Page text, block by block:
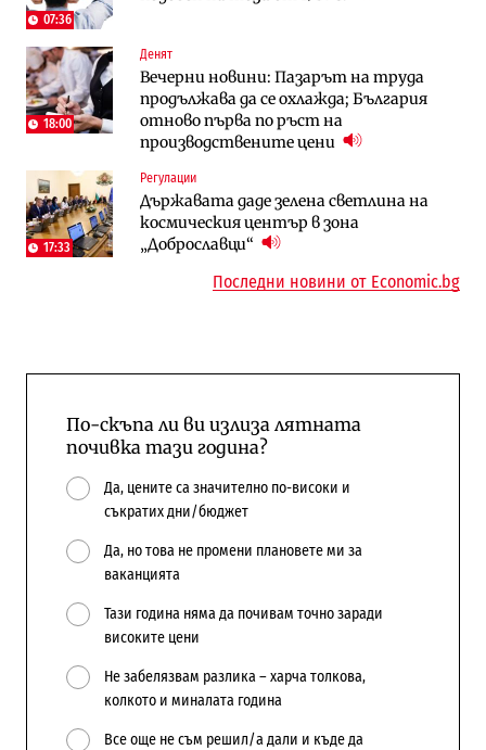
07:36
18:00
Денят
Вечерни новини: Пазарът на труда
продължава да се охлажда; България
отново първа по ръст на
производствените цени
17:33
Регулации
Държавата даде зелена светлина на
космическия център в зона
„Доброславци“
Публични финанси
Общините вече зависят от
централната власт за 75% от
бюджетите си
Последни дни с обозначаване на цените
в лева: Какво предстои?
Отрасли
Жилищата в България поскъпват при
намаляващо население и все повече
сгради
А1 отново е лидер при технологичните
компании и системните интегратори
Последни новини от Economic.bg
По-скъпа ли ви излиза лятната
почивка тази година?
Да, цените са значително по-високи и
съкратих дни/бюджет
Да, но това не промени плановете ми за
ваканцията
Тази година няма да почивам точно заради
високите цени
Не забелязвам разлика – харча толкова,
колкото и миналата година
Все още не съм решил/а дали и къде да